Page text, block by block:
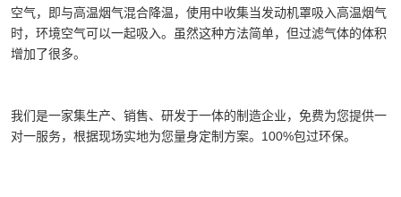
空气，即与高温烟气混合降温，使用中收集当发动机罩吸入高温烟气
时，环境空气可以一起吸入。虽然这种方法简单，但过滤气体的体积
增加了很多。
我们是一家集生产、销售、研发于一体的制造企业，免费为您提供一
对一服务，根据现场实地为您量身定制方案。100%包过环保。